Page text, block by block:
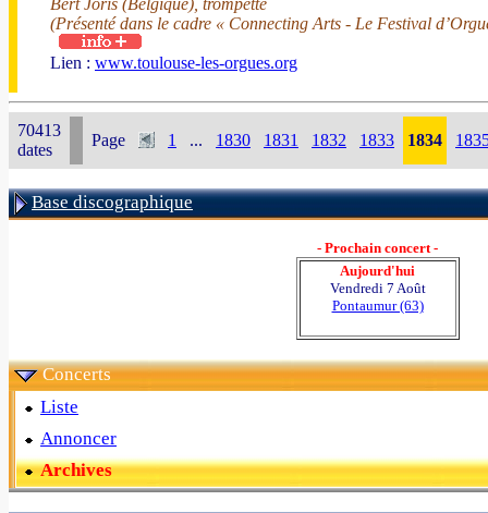
Bert Joris (Belgique), trompette
(Présenté dans le cadre « Connecting Arts - Le Festival
Lien : www.toulouse-les-orgues.org
70413
dates
Page 1 ... 1830 1831 1832 1833 1834
Base discographique
- Prochain concert -
Aujourd'hui
Vendredi 7 Août
Pontaumur (63)
Concerts
Liste
Annoncer
Archives